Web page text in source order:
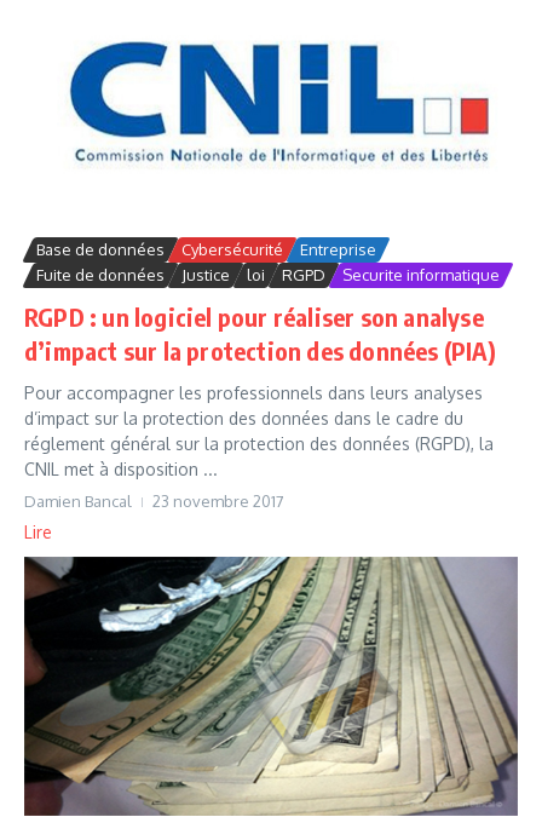
Base de données Cybersécurité
Entreprise
Fuite de données
Justice loi RGPD Securite informatique
RGPD : un logiciel pour réaliser son analyse
d’impact sur la protection des données (PIA)
Pour accompagner les professionnels dans leurs analyses
d’impact sur la protection des données dans le cadre du
réglement général sur la protection des données (RGPD), la
CNIL met à disposition ...
Damien Bancal 23 novembre 2017
Lire